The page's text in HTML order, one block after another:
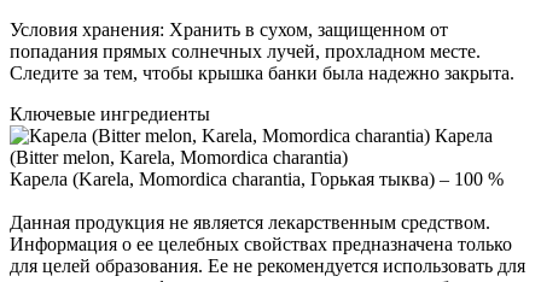
Условия хранения: Хранить в сухом, защищенном от
попадания прямых солнечных лучей, прохладном месте.
Следите за тем, чтобы крышка банки была надежно закрыта.
Ключевые ингредиенты
Карела
(Bitter melon, Karela, Momordica charantia)
Карела (Karela, Momordica charantia, Горькая тыква) – 100 %
Данная продукция не является лекарственным средством.
Информация о ее целебных свойствах предназначена только
для целей образования. Ее не рекомендуется использовать для